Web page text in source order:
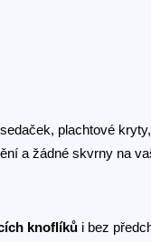
plachtové
a žádné skvrny na
knoflíků i bez